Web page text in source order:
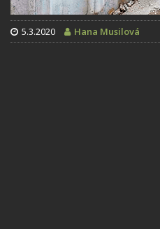
5.3.2020 Hana Musilová